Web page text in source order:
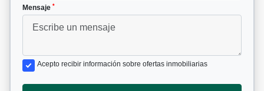
Mensaje *
Acepto recibir información sobre ofertas inmobiliarias